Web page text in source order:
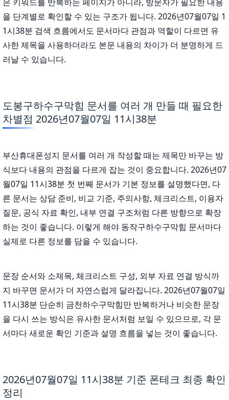
을 단계별로 확인할 수 있는 구조가 됩니다. 2026년07월07일 1
1시38분 검색 흐름에서도 문서마다 관점과 역할이 다르면 유
사한 제목을 사용하더라도 본문 내용의 차이가 더 분명하게 드
러날 수 있습니다.
도봉구하수구막힘 문서를 여러 개 만들 때 필요한
차별점 2026년07월07일 11시38분
부산휴대폰성지 문서를 여러 개 작성할 때는 제목만 바꾸는 방
식보다 내용의 관점을 다르게 잡는 것이 중요합니다. 2026년07
월07일 11시38분 첫 번째 문서가 기본 정보를 설명했다면, 다
른 문서는 상담 준비, 비교 기준, 주의사항, 체크리스트, 이용자
질문, 공식 자료 확인, 내부 연결 구조처럼 다른 방향으로 확장
하는 것이 좋습니다. 이렇게 해야 동작구하수구막힘 문서마다
실제로 다른 정보를 담을 수 있습니다.
문장 순서와 소제목, 체크리스트 구성, 외부 자료 연결 방식까
지 바꾸면 문서가 더 자연스럽게 달라집니다. 2026년07월07일
11시38분 단순히 금천하수구막힘만 반복하거나 비슷한 문장
을 다시 쓰는 방식은 유사한 문서처럼 보일 수 있으므로, 각 문
서마다 새로운 확인 기준과 설명 흐름을 넣는 것이 좋습니다.
2026년07월07일 11시38분 기준 폰테크 최종 확인
정리